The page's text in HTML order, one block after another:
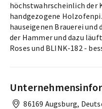
höchstwahrscheinlich der
handgezogene
hauseigenen Brauerei und
der Hammer und dazu
Roses und BLINK-182 -
86169 Augsburg,